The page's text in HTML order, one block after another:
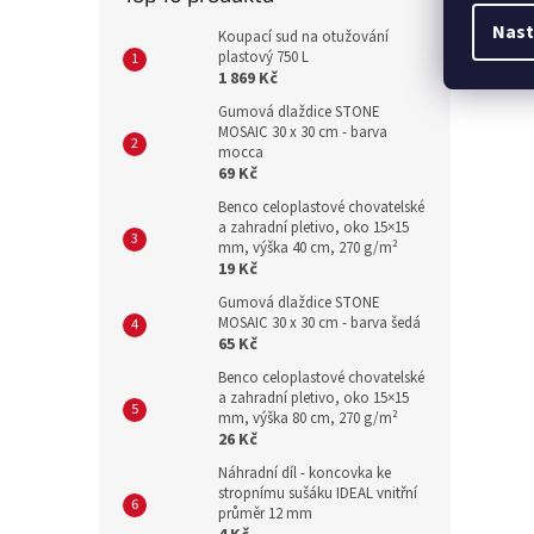
Koupací sud na otužování
plastový 750 L
1 869 Kč
Gumová dlaždice STONE
MOSAIC 30 x 30 cm - barva
mocca
69 Kč
Benco celoplastové chovatelské
a zahradní pletivo, oko 15×15
mm, výška 40 cm, 270 g/m²
19 Kč
Gumová dlaždice STONE
MOSAIC 30 x 30 cm - barva šedá
65 Kč
Benco celoplastové chovatelské
a zahradní pletivo, oko 15×15
mm, výška 80 cm, 270 g/m²
26 Kč
Náhradní díl - koncovka ke
stropnímu sušáku IDEAL vnitřní
průměr 12 mm